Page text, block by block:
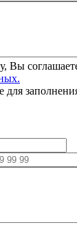
Вы
для